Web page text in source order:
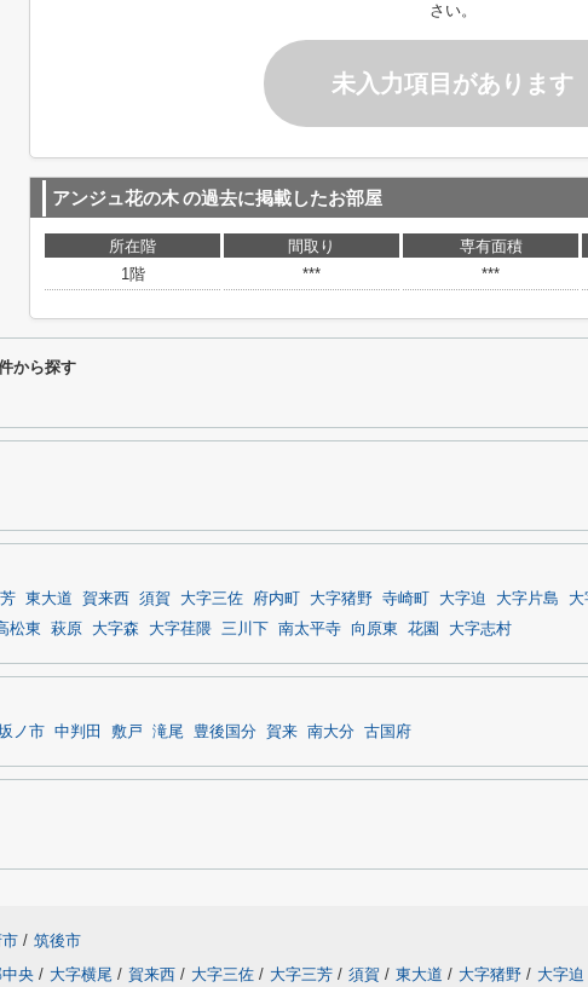
さい。
未入力項目があります
アンジュ花の木の過去に掲載したお部屋
所在階 間取り 専有面積
1階
*** ***
から探す
東大道 賀来西 須賀 大字三佐 府内町 大字猪野 寺崎町 大字迫 大字片島 大
松東 萩原 大字森 大字荏隈 三川下 南太平寺 向原東 花園 大字志村
ノ市 中判田 敷戸 滝尾 豊後国分 賀来 南大分 古国府
市 / 筑後市
央 / 大字横尾 / 賀来西 / 大字三佐 / 大字三芳 / 須賀 / 東大道 / 大字猪野 / 大字迫